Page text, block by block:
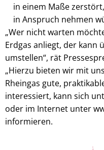
in einem Maße
in Anspruch nehmen
„Wer nicht warten
Erdgas anliegt, der kann
umstellen“, rät
„Hierzu bieten wir mit
Rheingas gute,
interessiert, kann sich
oder im Internet unter
informieren.